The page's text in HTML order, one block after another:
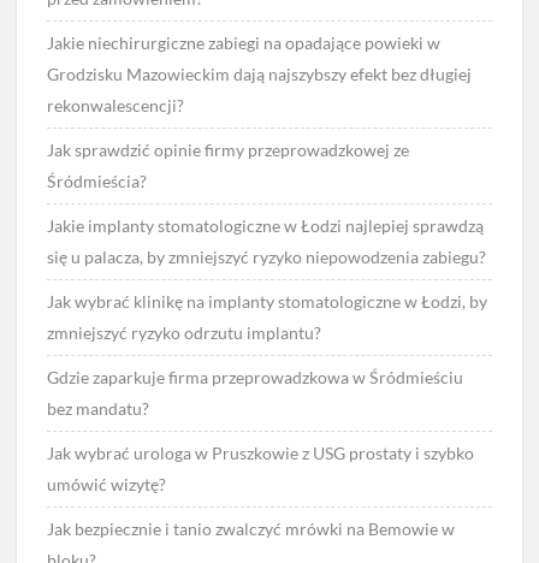
Jakie niechirurgiczne zabiegi na opadające powieki w
Grodzisku Mazowieckim dają najszybszy efekt bez długiej
rekonwalescencji?
Jak sprawdzić opinie firmy przeprowadzkowej ze
Śródmieścia?
Jakie implanty stomatologiczne w Łodzi najlepiej sprawdzą
się u palacza, by zmniejszyć ryzyko niepowodzenia zabiegu?
Jak wybrać klinikę na implanty stomatologiczne w Łodzi, by
zmniejszyć ryzyko odrzutu implantu?
Gdzie zaparkuje firma przeprowadzkowa w Śródmieściu
bez mandatu?
Jak wybrać urologa w Pruszkowie z USG prostaty i szybko
umówić wizytę?
Jak bezpiecznie i tanio zwalczyć mrówki na Bemowie w